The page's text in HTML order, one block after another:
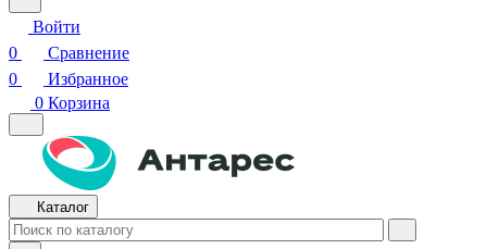
Войти
0
Сравнение
0
Избранное
0 Корзина
Каталог